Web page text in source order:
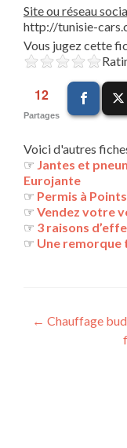
Site ou réseau
http://tunisie-
Vous jugez cette
12
Partages
Voici d'autres
☞ Jantes et
Eurojante
☞ Permis à Points
☞ Vendez votre
☞ 3 raisons
☞ Une remorque
← Chauffage